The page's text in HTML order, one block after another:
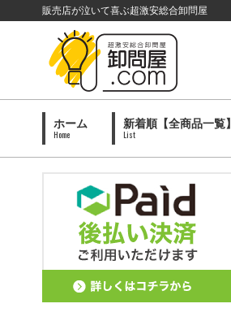
販売店が泣いて喜ぶ超激安総合卸問屋
ホーム
Home
新着順【全商品一覧】
List